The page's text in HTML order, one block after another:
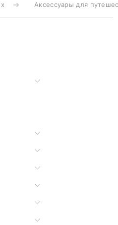
Аксессуары для